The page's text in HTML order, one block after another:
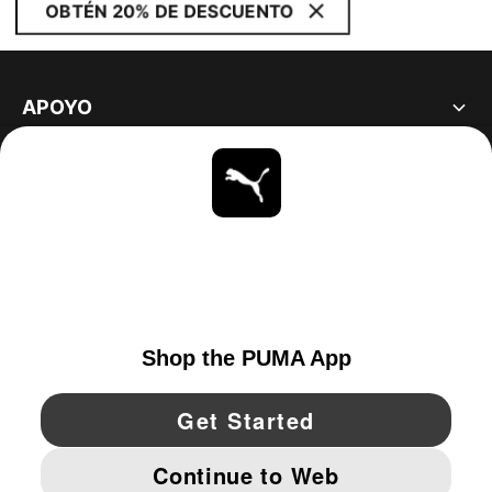
OBTÉN 20% DE DESCUENTO
APOYO
YouTube Twitter Pinterest
IMPRINT AND LEGAL DATA